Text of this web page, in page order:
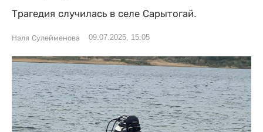
Трагедия случилась в селе Сарытогай.
Нэля Сулейменова 09.07.2025, 15:05